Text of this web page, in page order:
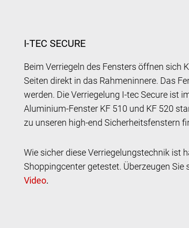
I-TEC SECURE
Beim Verriegeln des Fensters öffnen sich
Seiten direkt in das Rahmeninnere. Das
werden. Die Verriegelung I-tec Secure ist
Aluminium-Fenster KF 510 und KF 520
zu unseren high-end Sicherheitsfenstern
Wie sicher diese Verriegelungstechnik ist
Shoppingcenter getestet. Überzeugen Sie
.